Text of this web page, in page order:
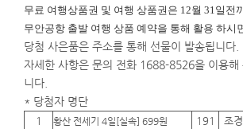
무료 여행상품권 및 여행 상품권은 12월 31일전
무안공항 출발 여행 상품 예약을 통해 활용 하시
당첨 사은품은 주소를 통해 선물이 발송됩니다.
자세한 사항은 문의 전화 1688-8526을 이용해
니다.
* 당첨자 명단
1 황산 전세기 4일[실속] 699원 191 조